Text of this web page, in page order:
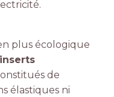
plus écologique
inserts
de
élastiques ni